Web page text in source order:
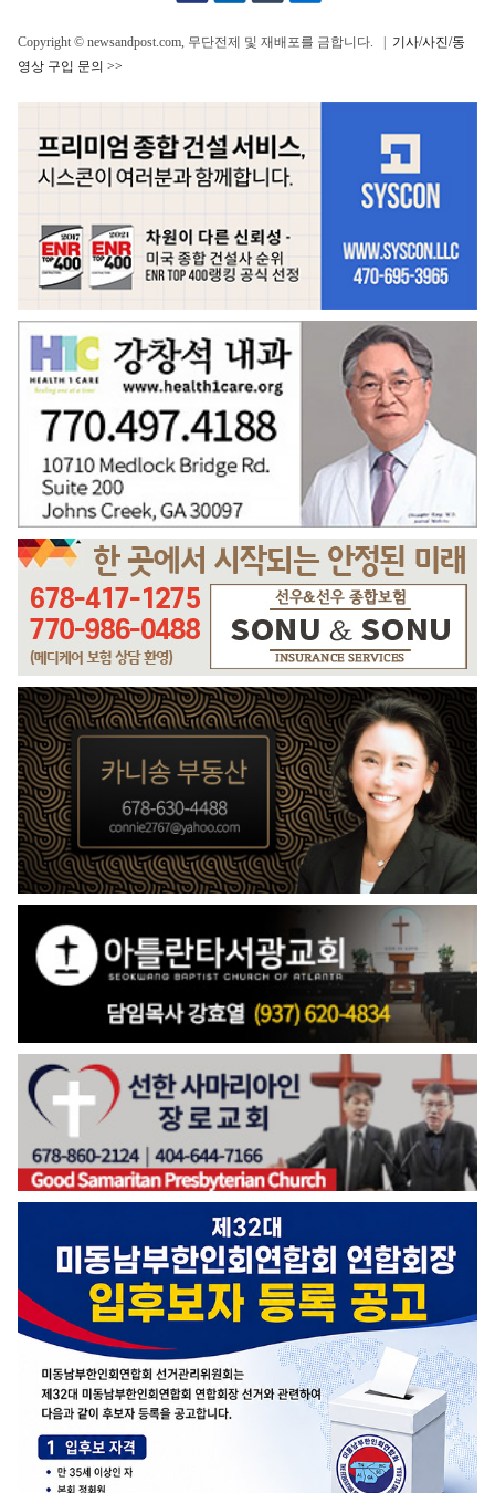
Copyright © newsandpost.com, 무단전제 및 재배포를 금합니다. | 기사/사진/동
영상 구입 문의 >>